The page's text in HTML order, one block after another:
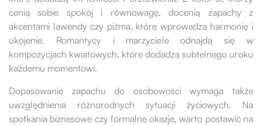
cenią sobie spokój i równowagę, docenią zapachy z
akcentami lawendy czy piżma, które wprowadzą harmonię i
ukojenie. Romantycy i marzyciele odnajdą się w
kompozycjach kwiatowych, które dodadzą subtelnego uroku
każdemu momentowi.
Dopasowanie zapachu do osobowości wymaga także
uwzględnienia różnorodnych sytuacji życiowych. Na
spotkania biznesowe czy formalne okazje, warto postawić na